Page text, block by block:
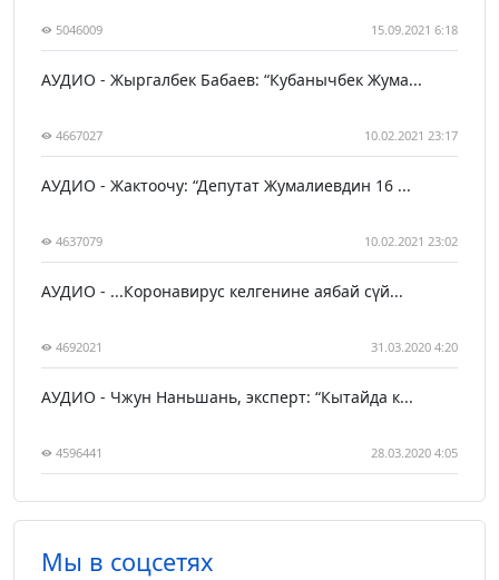
5046009 15.09.2021 6:18
АУДИО - Жыргалбек Бабаев: “Кубанычбек Жума...
4667027 10.02.2021 23:17
АУДИО - Жактоочу: “Депутат Жумалиевдин 16 ...
4637079 10.02.2021 23:02
АУДИО - ...Коронавирус келгенине аябай сүй...
4692021 31.03.2020 4:20
АУДИО - Чжун Наньшань, эксперт: “Кытайда к...
4596441 28.03.2020 4:05
Мы в соцсетях